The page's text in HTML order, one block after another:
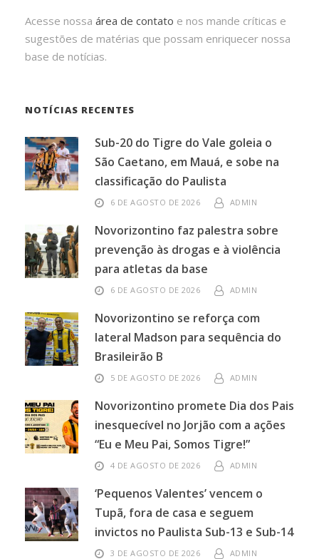
Acesse nossa área de contato e nos mande críticas e
sugestões de matérias que possam enriquecer nossa
base de notícias.
NOTÍCIAS RECENTES
Sub-20 do Tigre do Vale goleia o
São Caetano, em Mauá, e sobe na
classificação do Paulista
6 DE AGOSTO DE 2026 ADMIN
Novorizontino faz palestra sobre
prevenção às drogas e à violência
para atletas da base
6 DE AGOSTO DE 2026 ADMIN
Novorizontino se reforça com
lateral Madson para sequência do
Brasileirão B
5 DE AGOSTO DE 2026 ADMIN
Novorizontino promete Dia dos Pais
inesquecível no Jorjão com a ações
“Eu e Meu Pai, Somos Tigre!”
4 DE AGOSTO DE 2026 ADMIN
‘Pequenos Valentes’ vencem o
Tupã, fora de casa e seguem
invictos no Paulista Sub-13 e Sub-14
3 DE AGOSTO DE 2026 ADMIN